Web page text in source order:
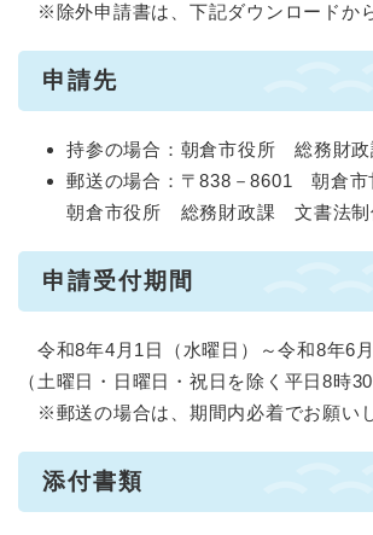
※除外申請書は、下記ダウンロードか
申請先
持参の場合：朝倉市役所 総務財政
郵送の場合：〒838－8601 朝倉市
朝倉市役所 総務財政課 文書法
申請受付期間
令和8年4月1日（水曜日）～令和8年6月
（土曜日・日曜日・祝日を除く平日8時
※郵送の場合は、期間内必着でお願いし
添付書類